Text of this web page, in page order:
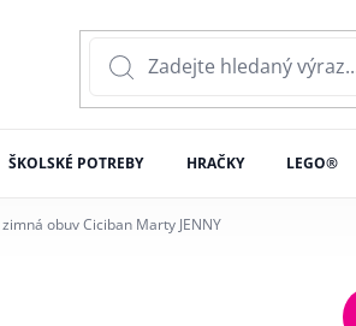
ŠKOLSKÉ POTREBY HRAČKY LEGO®
obuv Ciciban Marty JENNY